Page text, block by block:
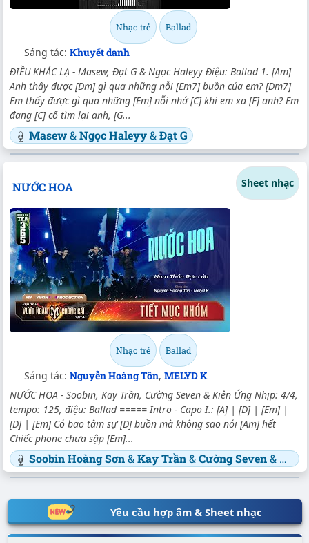
Nhạc trẻ Ballad
Sáng tác: Khuyết danh
ĐIỀU KHÁC LẠ - Masew, Đạt G & Ngọc Haleyy Điệu: Ballad 1. [Am]
Anh thấy được [Dm] gì qua những nỗi [Em7] buồn của em? [Dm7]
Em thấy được gì qua những [Em] nỗi nhớ [C] khi em xa [F] anh? Em
đang [C] cố tìm lại anh, [G...
Masew&Ngọc Haleyy&Đạt G
NƯỚC HOA Sheet nhạc
Nhạc trẻ Ballad
Sáng tác: Nguyễn Hoàng Tôn, MELYD K
NƯỚC HOA - Soobin, Kay Trần, Cường Seven & Kiên Ứng Nhịp: 4/4,
tempo: 125, điệu: Ballad ===== Intro - Capo I.: [A] | [D] | [Em] |
[D] | [Em] Có bao tâm sự [D] buồn mà không sao nói [Am] hết
Chiếc phone chưa sập [Em]...
Soobin Hoàng Sơn&Kay Trần&Cường Seven& Kiên
Yêu cầu hợp âm & Sheet nhạc